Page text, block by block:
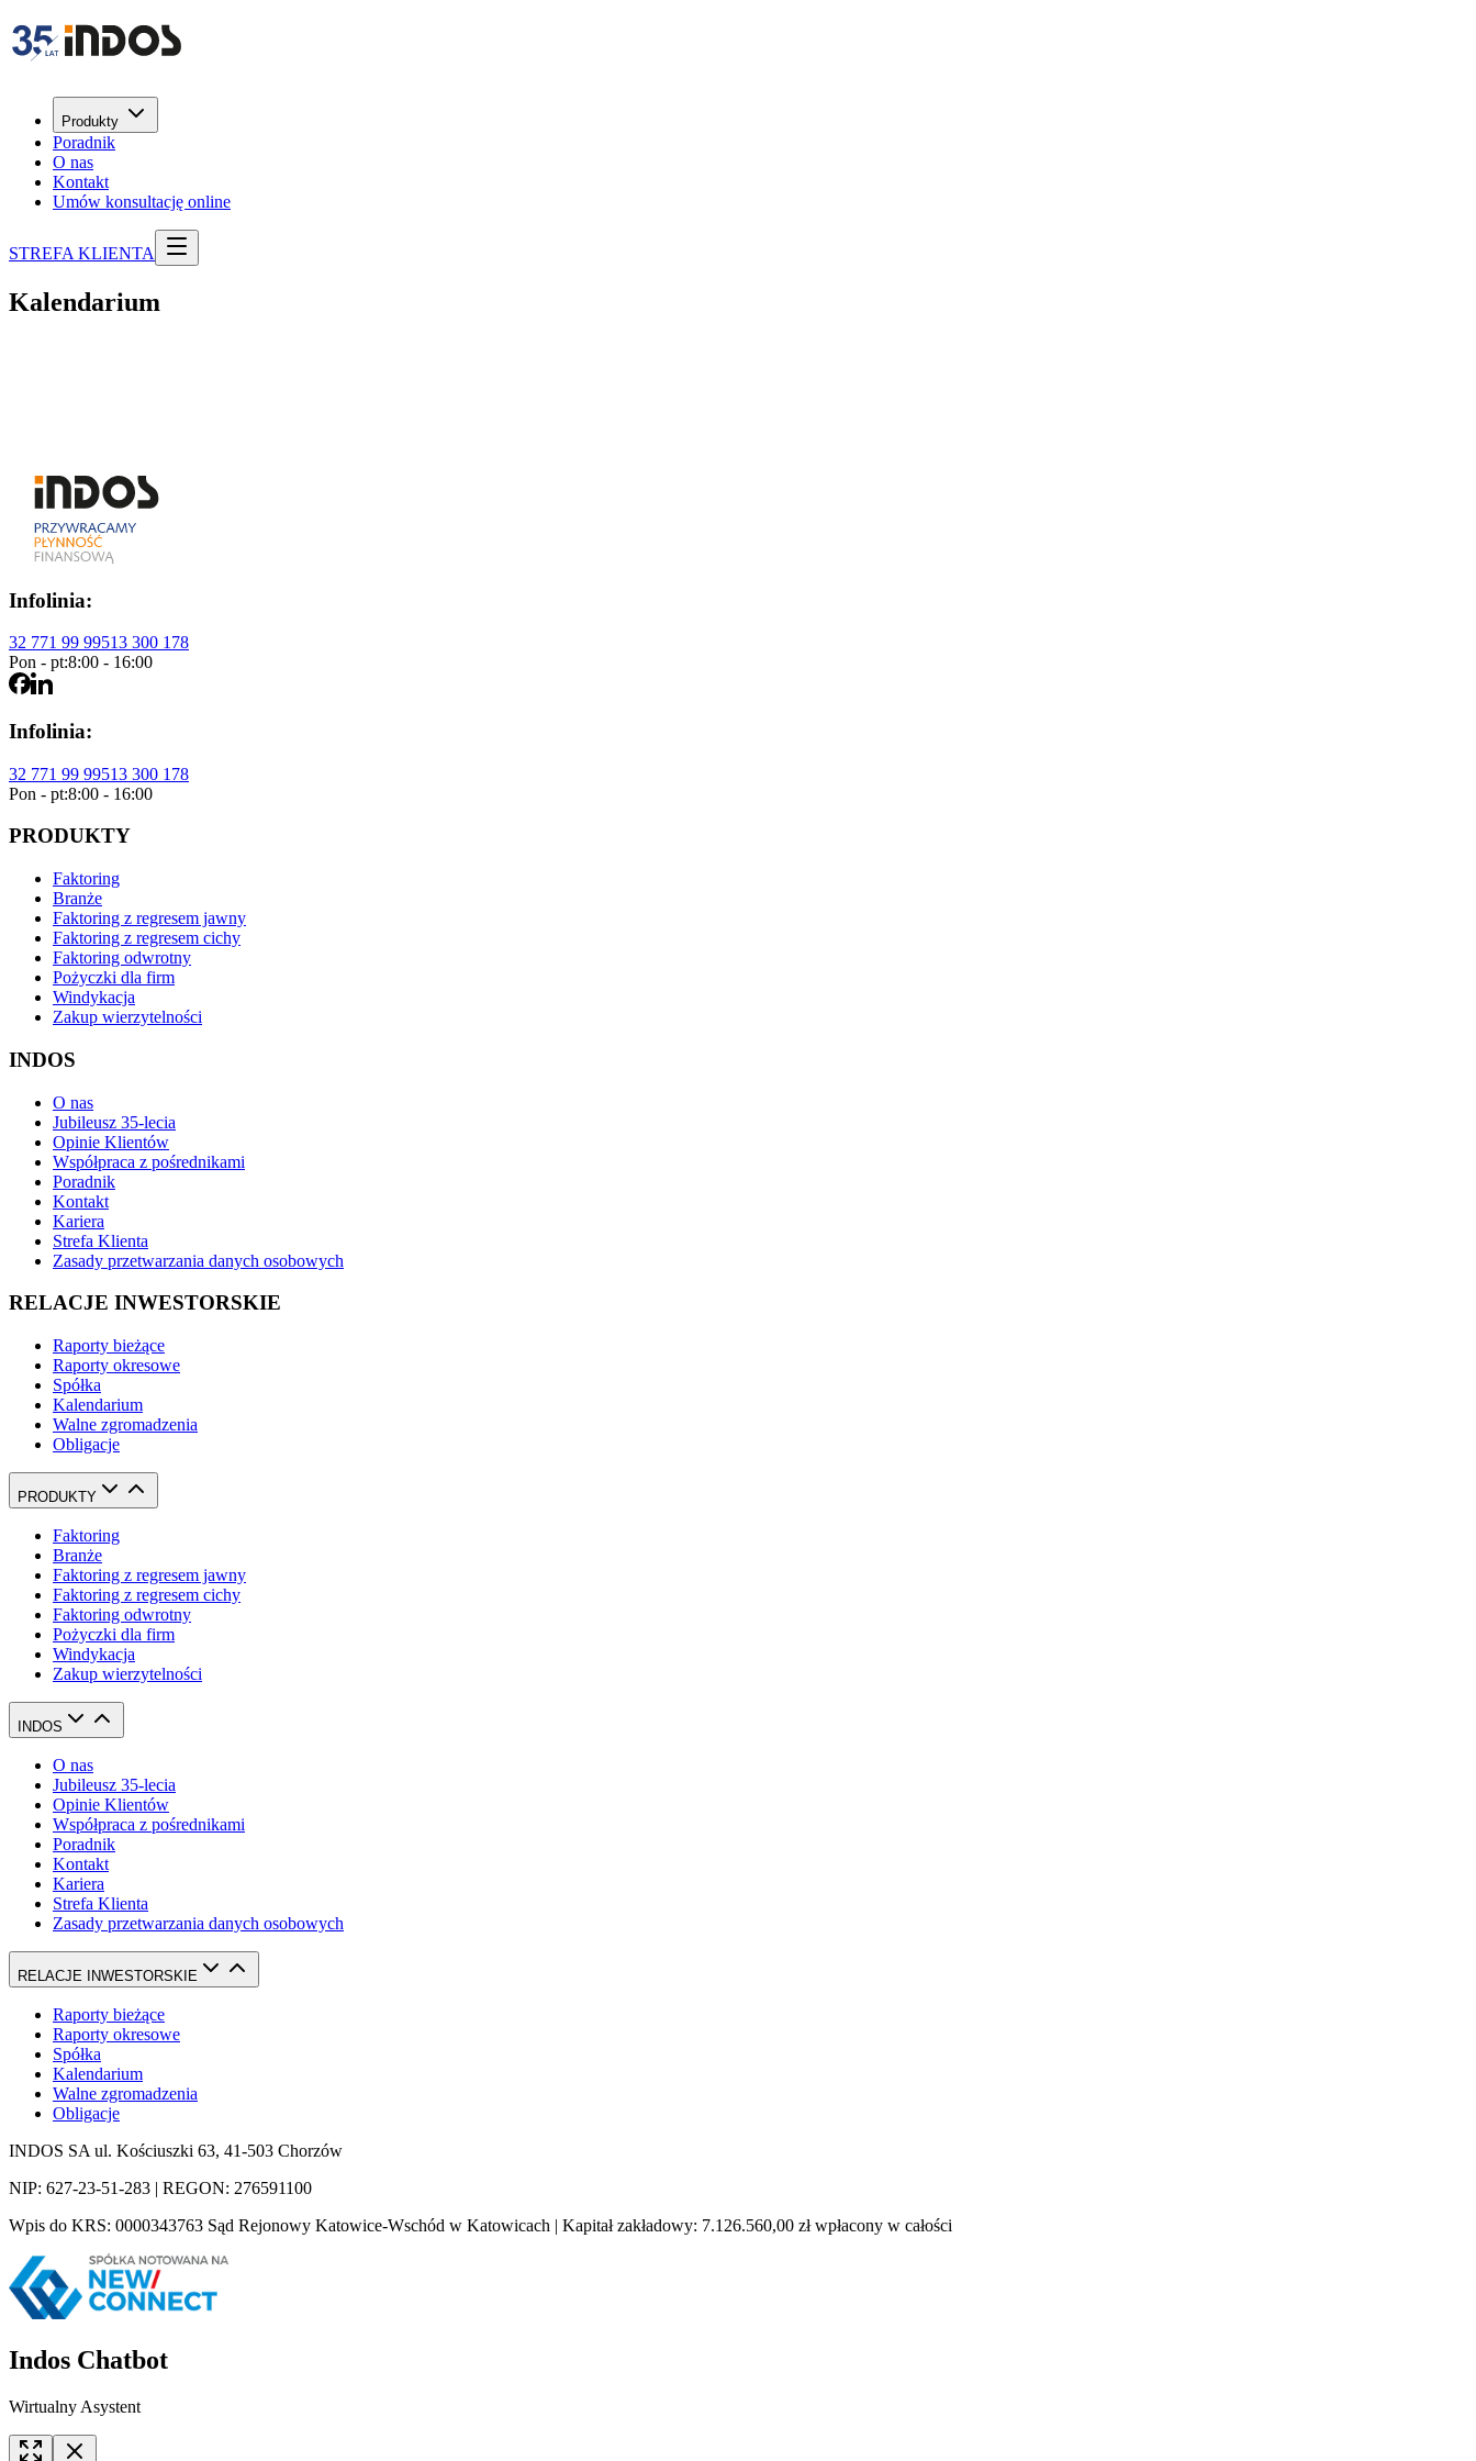
Produkty
Poradnik
O nas
Kontakt
Umów konsultację online
STREFA KLIENTA
Kalendarium
Raport za III kwartał 2026
Raport roczny za 2025
Infolinia:
32 771 99 99513 300 178
Pon - pt:8:00 - 16:00
Infolinia:
32 771 99 99513 300 178
Pon - pt:8:00 - 16:00
PRODUKTY
Faktoring
Branże
Faktoring z regresem jawny
Faktoring z regresem cichy
Faktoring odwrotny
Pożyczki dla firm
Windykacja
Zakup wierzytelności
INDOS
O nas
Jubileusz 35-lecia
Opinie Klientów
Współpraca z pośrednikami
Poradnik
Kontakt
Kariera
Strefa Klienta
Zasady przetwarzania danych osobowych
RELACJE INWESTORSKIE
Raporty bieżące
Raporty okresowe
Spółka
Kalendarium
Walne zgromadzenia
Obligacje
PRODUKTY
Faktoring
Branże
Faktoring z regresem jawny
Faktoring z regresem cichy
Faktoring odwrotny
Pożyczki dla firm
Windykacja
Zakup wierzytelności
INDOS
O nas
Jubileusz 35-lecia
Opinie Klientów
Współpraca z pośrednikami
Poradnik
Kontakt
Kariera
Strefa Klienta
Zasady przetwarzania danych osobowych
RELACJE INWESTORSKIE
Raporty bieżące
Raporty okresowe
Spółka
Kalendarium
Walne zgromadzenia
Obligacje
INDOS SA ul. Kościuszki 63, 41-503 Chorzów
NIP: 627-23-51-283 | REGON: 276591100
Wpis do KRS: 0000343763 Sąd Rejonowy Katowice-Wschód w Katowicach | Kapitał zakładowy: 7.126.560,00 zł wpłacony w całości
Indos Chatbot
Wirtualny Asystent